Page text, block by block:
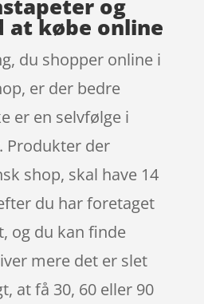
og
at købe online
du shopper online i
er der bedre
er en selvfølge i
Produkter der
shop, skal have 14
du har foretaget
og du kan finde
mere det er slet
at få 30, 60 eller 90